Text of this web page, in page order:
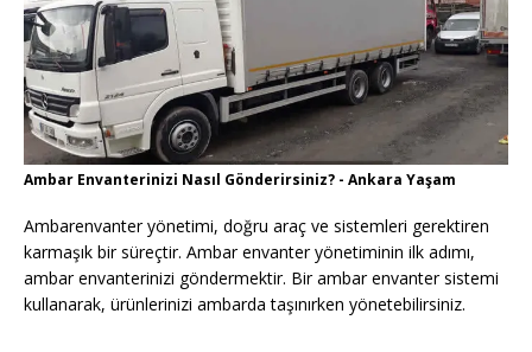
Ambar Envanterinizi Nasıl Gönderirsiniz? - Ankara Yaşam
Ambarenvanter yönetimi, doğru araç ve sistemleri gerektiren
karmaşık bir süreçtir. Ambar envanter yönetiminin ilk adımı,
ambar envanterinizi göndermektir. Bir ambar envanter sistemi
kullanarak, ürünlerinizi ambarda taşınırken yönetebilirsiniz.